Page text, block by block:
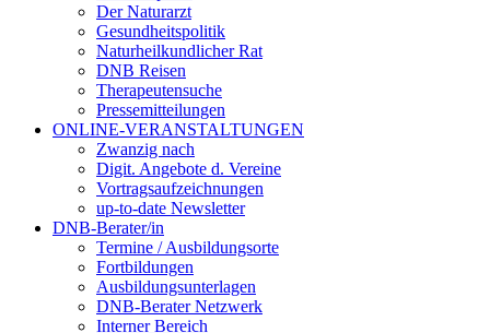
Der Naturarzt
Gesundheitspolitik
Naturheilkundlicher Rat
DNB Reisen
Therapeutensuche
Pressemitteilungen
ONLINE-VERANSTALTUNGEN
Zwanzig nach
Digit. Angebote d. Vereine
Vortragsaufzeichnungen
up-to-date Newsletter
DNB-Berater/in
Termine / Ausbildungsorte
Fortbildungen
Ausbildungsunterlagen
DNB-Berater Netzwerk
Interner Bereich